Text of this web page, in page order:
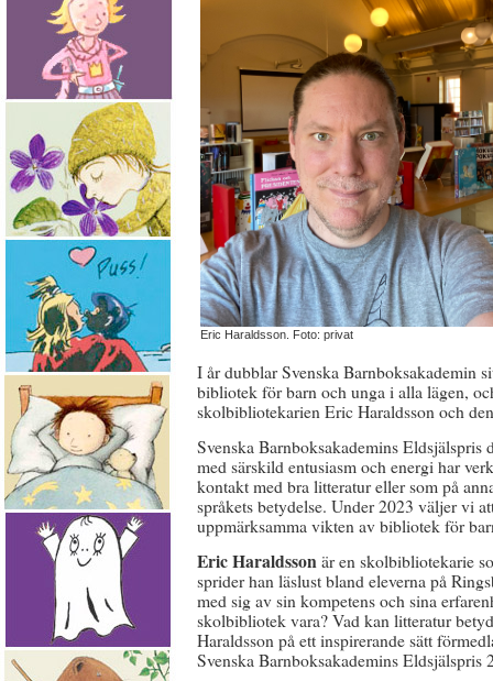
Eric Haraldsson. Foto: privat
I år dubblar Svenska Barnboksakademin
bibliotek för barn och unga i alla lägen,
skolbibliotekarien Eric Haraldsson och
Svenska Barnboksakademins
med särskild entusiasm och energi har
kontakt med bra litteratur eller som på
språkets betydelse. Under 2023 väljer vi
uppmärksamma vikten av bibliotek för
Eric Haraldssonär en skolbibliotekarie
sprider han läslust bland eleverna på
med sig av sin kompetens och sina
skolbibliotek vara? Vad kan litteratur
Haraldsson på ett inspirerande sätt
Svenska Barnboksakademins Eldsjälspris